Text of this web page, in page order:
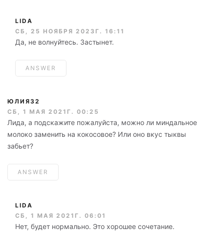
LIDA
СБ, 25 НОЯБРЯ 2023Г. 16:11
Да, не волнуйтесь. Застынет.
ANSWER
ЮЛИЯ32
СБ, 1 МАЯ 2021Г. 00:25
Лида, а подскажите пожалуйста, можно ли миндальное
молоко заменить на кокосовое? Или оно вкус тыквы
забьет?
ANSWER
LIDA
СБ, 1 МАЯ 2021Г. 06:01
Нет, будет нормально. Это хорошее сочетание.